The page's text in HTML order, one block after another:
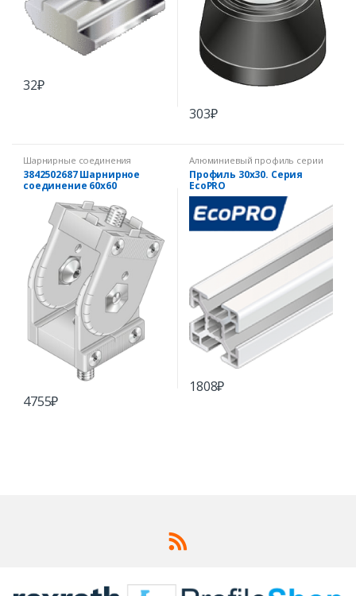
32₽
303₽
Шарнирные соединения
3842502687 Шарнирное
соединение 60х60
4755₽
Алюминиевый профиль серии
EcoPRO
Профиль 30х30. Серия
EcoPRO
1808₽